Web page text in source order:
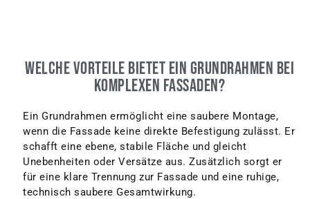
Welche Vorteile bietet ein Grundrahmen bei
komplexen Fassaden?
Ein Grundrahmen ermöglicht eine saubere Montage,
wenn die Fassade keine direkte Befestigung zulässt. Er
schafft eine ebene, stabile Fläche und gleicht
Unebenheiten oder Versätze aus. Zusätzlich sorgt er
für eine klare Trennung zur Fassade und eine ruhige,
technisch saubere Gesamtwirkung.